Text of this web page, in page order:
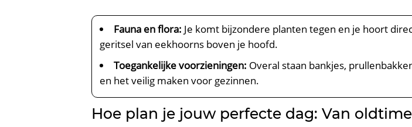
Fauna en flora: Je komt bijzondere planten tegen en je hoort
geritsel van eekhoorns boven je hoofd.​
Toegankelijke voorzieningen: Overal staan bankjes,
en het veilig maken voor gezinnen.​
Hoe plan je jouw perfecte dag: Van